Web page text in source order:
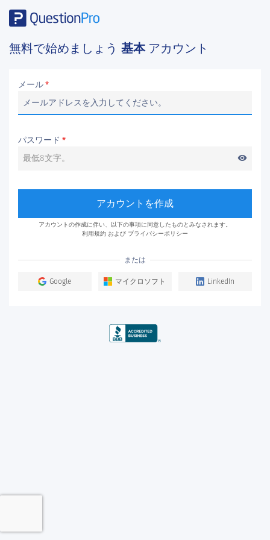
無料で始めましょう 基本 アカウント
メール*
パスワード *
visibility
アカウントを作成
アカウントの作成に伴い、以下の事項に同意したものとみなされます。
利用規約 および プライバシーポリシー
または
Google マイクロソフト LinkedIn